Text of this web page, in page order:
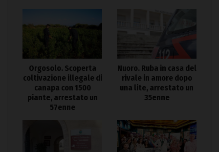
Orgosolo. Scoperta
coltivazione illegale di
canapa con 1500
piante, arrestato un
57enne
Nuoro. Ruba in casa del
rivale in amore dopo
una lite, arrestato un
35enne